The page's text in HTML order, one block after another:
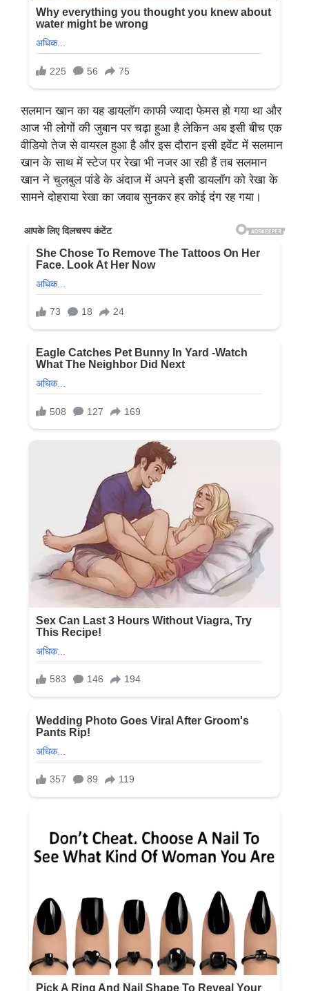
सलमान खान का यह डायलॉग काफी ज्यादा फेमस हो गया था और
आज भी लोगों की जुबान पर चढ़ा हुआ है लेकिन अब इसी बीच एक
वीडियो तेज से वायरल हुआ है और इस दौरान इसी इवेंट में सलमान
खान के साथ में स्टेज पर रेखा भी नजर आ रही हैं तब सलमान
खान ने चुलबुल पांडे के अंदाज में अपने इसी डायलॉग को रेखा के
सामने दोहराया रेखा का जवाब सुनकर हर कोई दंग रह गया।